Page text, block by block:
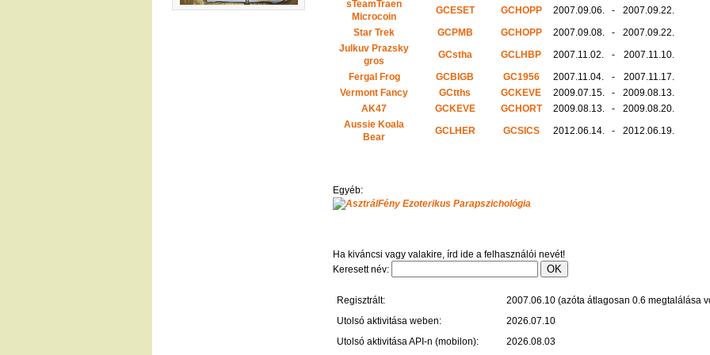
sTeamTraen
Microcoin
GCESET GCHOPP 2007.09.06. -
2007.09.22.
Star Trek
GCPMB GCHOPP 2007.09.08. -
2007.09.22.
Julkuv Prazsky
gros
GCstha GCLHBP 2007.11.02. -
2007.11.10.
Fergal Frog
GCBIGB GC1956 2007.11.04. -
2007.11.17.
Vermont Fancy
GCtths GCKEVE 2009.07.15. -
2009.08.13.
AK47
GCKEVE GCHORT 2009.08.13. -
2009.08.20.
Aussie Koala
Bear
GCLHER GCSICS 2012.06.14. - 2012.06.19.
Egyéb:
Ha kiváncsi vagy valakire, írd ide a felhasználói nevét!
Keresett név:
Regisztrált:
2007.06.10 (azóta átlagosan 0.6 megtalálása
Utolsó aktivitása weben:
2026.07.10
Utolsó aktivitása API-n (mobilon):
2026.08.03